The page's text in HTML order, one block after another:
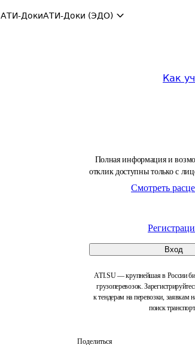
АТИ-ДокиАТИ-Доки (ЭДО)
Как
Полная информация и
отклик доступны только с
Смотреть
Вход
ATI.SU — крупнейшая в России
грузоперевозок.
к тендерам на перевозки, заявкам
поиск
Поделиться